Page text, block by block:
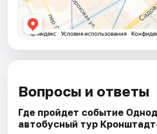
Вопросы и ответы
Где пройдет событие
автобусный тур